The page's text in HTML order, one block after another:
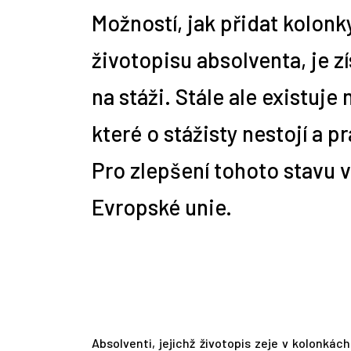
10 nejčastějších profesí
absolventů práv
Zemědělskou rubriku
připravujeme
Alžběta Vítková mluví 9 jazyky,
osvojit si nový jazyk jí trvá pár
10 rad, jak napsat správný mail
personalistovi
Úvod
pro
Jdi pracovat! jako stážista A je
1. díl: Mimouniverzitní aktivity
aneb soutěž Hledá se novinář!
Jaká
Repasované či předváděcí
notebooky a počítače: Žádný
problém!
Tip
Možností, jak přidat
životopisu absolventa, je
na stáži. Stále ale existuje
které o stážisty nestojí a
Pro zlepšení tohoto stavu
Evropské unie.
Absolventi, jejichž životopis zeje v